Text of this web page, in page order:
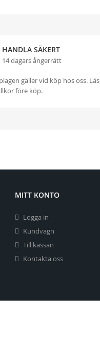
HANDLA SÄKERT
14 dagars ångerrätt
gäller vid köp hos oss. Läs
före köp.
MITT KONTO
Logga in
Kundvagn
Till kassan
Kontakta oss